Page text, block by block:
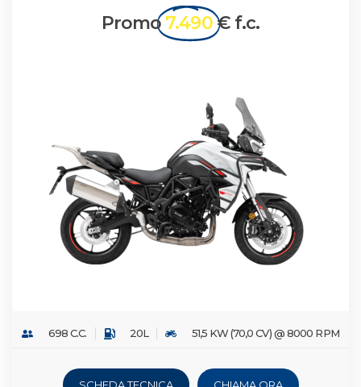
Promo7.490€ f.c.
698 C.C. 20L 51,5 KW (70,0 CV) @ 8000 RPM